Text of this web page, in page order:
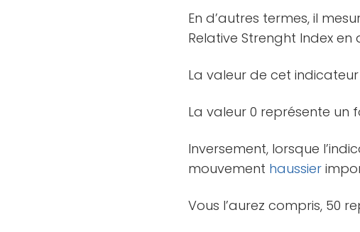
En d’autres termes, il
Relative Strenght Index en
La valeur de cet
La valeur 0 représente un
Inversement, lorsque
mouvement haussier
Vous l’aurez compris, 50